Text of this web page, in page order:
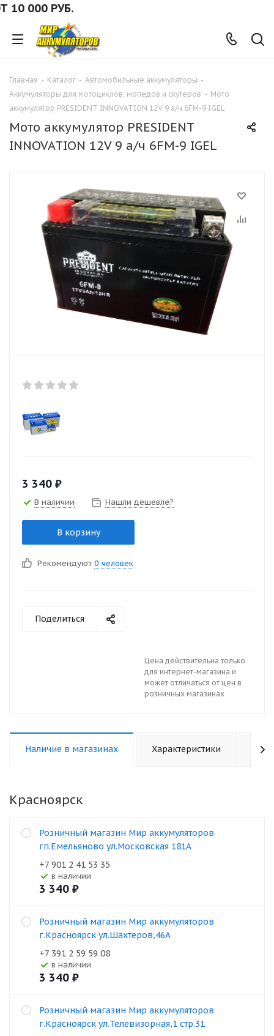
000 РУБ.
Главная - Каталог - Автомобильные аккумуляторы -
Аккумуляторы для мотоциклов, мопедов и скутеров - Мото
аккумулятор PRESIDENT INNOVATION 12V 9 а/ч 6FM-9 IGEL
Мото аккумулятор PRESIDENT
INNOVATION 12V 9 а/ч 6FM-9 IGEL
3 340 ₽
В наличии Нашли дешевле?
В корзину
Рекомендуют 0 человек
Поделиться
Цена действительна только
для интернет-магазина и
может отличаться от цен в
розничных магазинах
Наличие в магазинах Характеристики
Красноярск
Розничный магазин Мир аккумуляторов
гп.Емельяново ул.Московская 181А
+7 901 2 41 53 35
В наличии
3 340 ₽
Розничный магазин Мир аккумуляторов
г.Красноярск ул.Шахтеров,46А
+7 391 2 59 59 08
В наличии
3 340 ₽
Розничный магазин Мир аккумуляторов
г.Красноярск ул.Телевизорная,1 стр.31